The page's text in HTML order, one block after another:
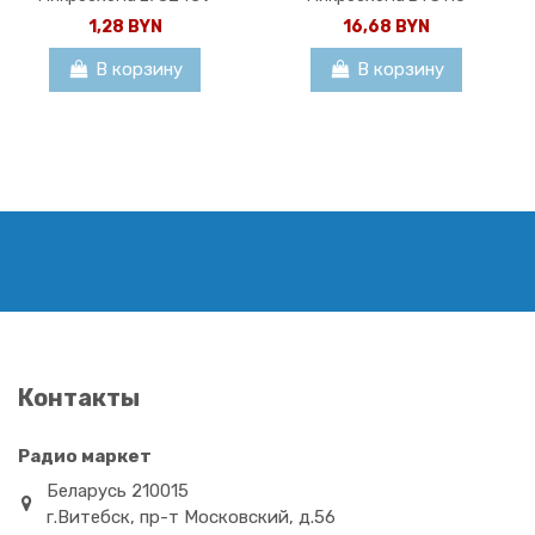
1,28 BYN
В корзину
16,68 BYN
В корзину
Микросхема SA56203TW
В корзину
Контакты
Радио маркет
Беларусь 210015
г.Витебск, пр-т Московский, д.56